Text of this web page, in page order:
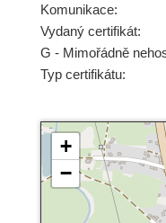
Komunikace:
Vydaný certifikát:
G - Mimořádně
Typ certifikátu:
+
−